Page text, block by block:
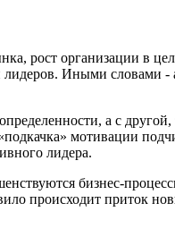
рост организации в
Иными словами -
а с
мотивации
лидера.
бизнес-
происходит приток